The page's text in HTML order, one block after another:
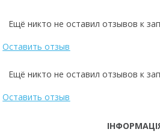
Ещё никто не оставил отзывов к
Оставить отзыв
Ещё никто не оставил отзывов к
Оставить отзыв